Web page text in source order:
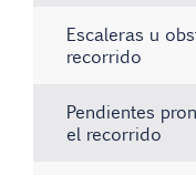
Escaleras u
recorrido
Pendientes
el recorrido